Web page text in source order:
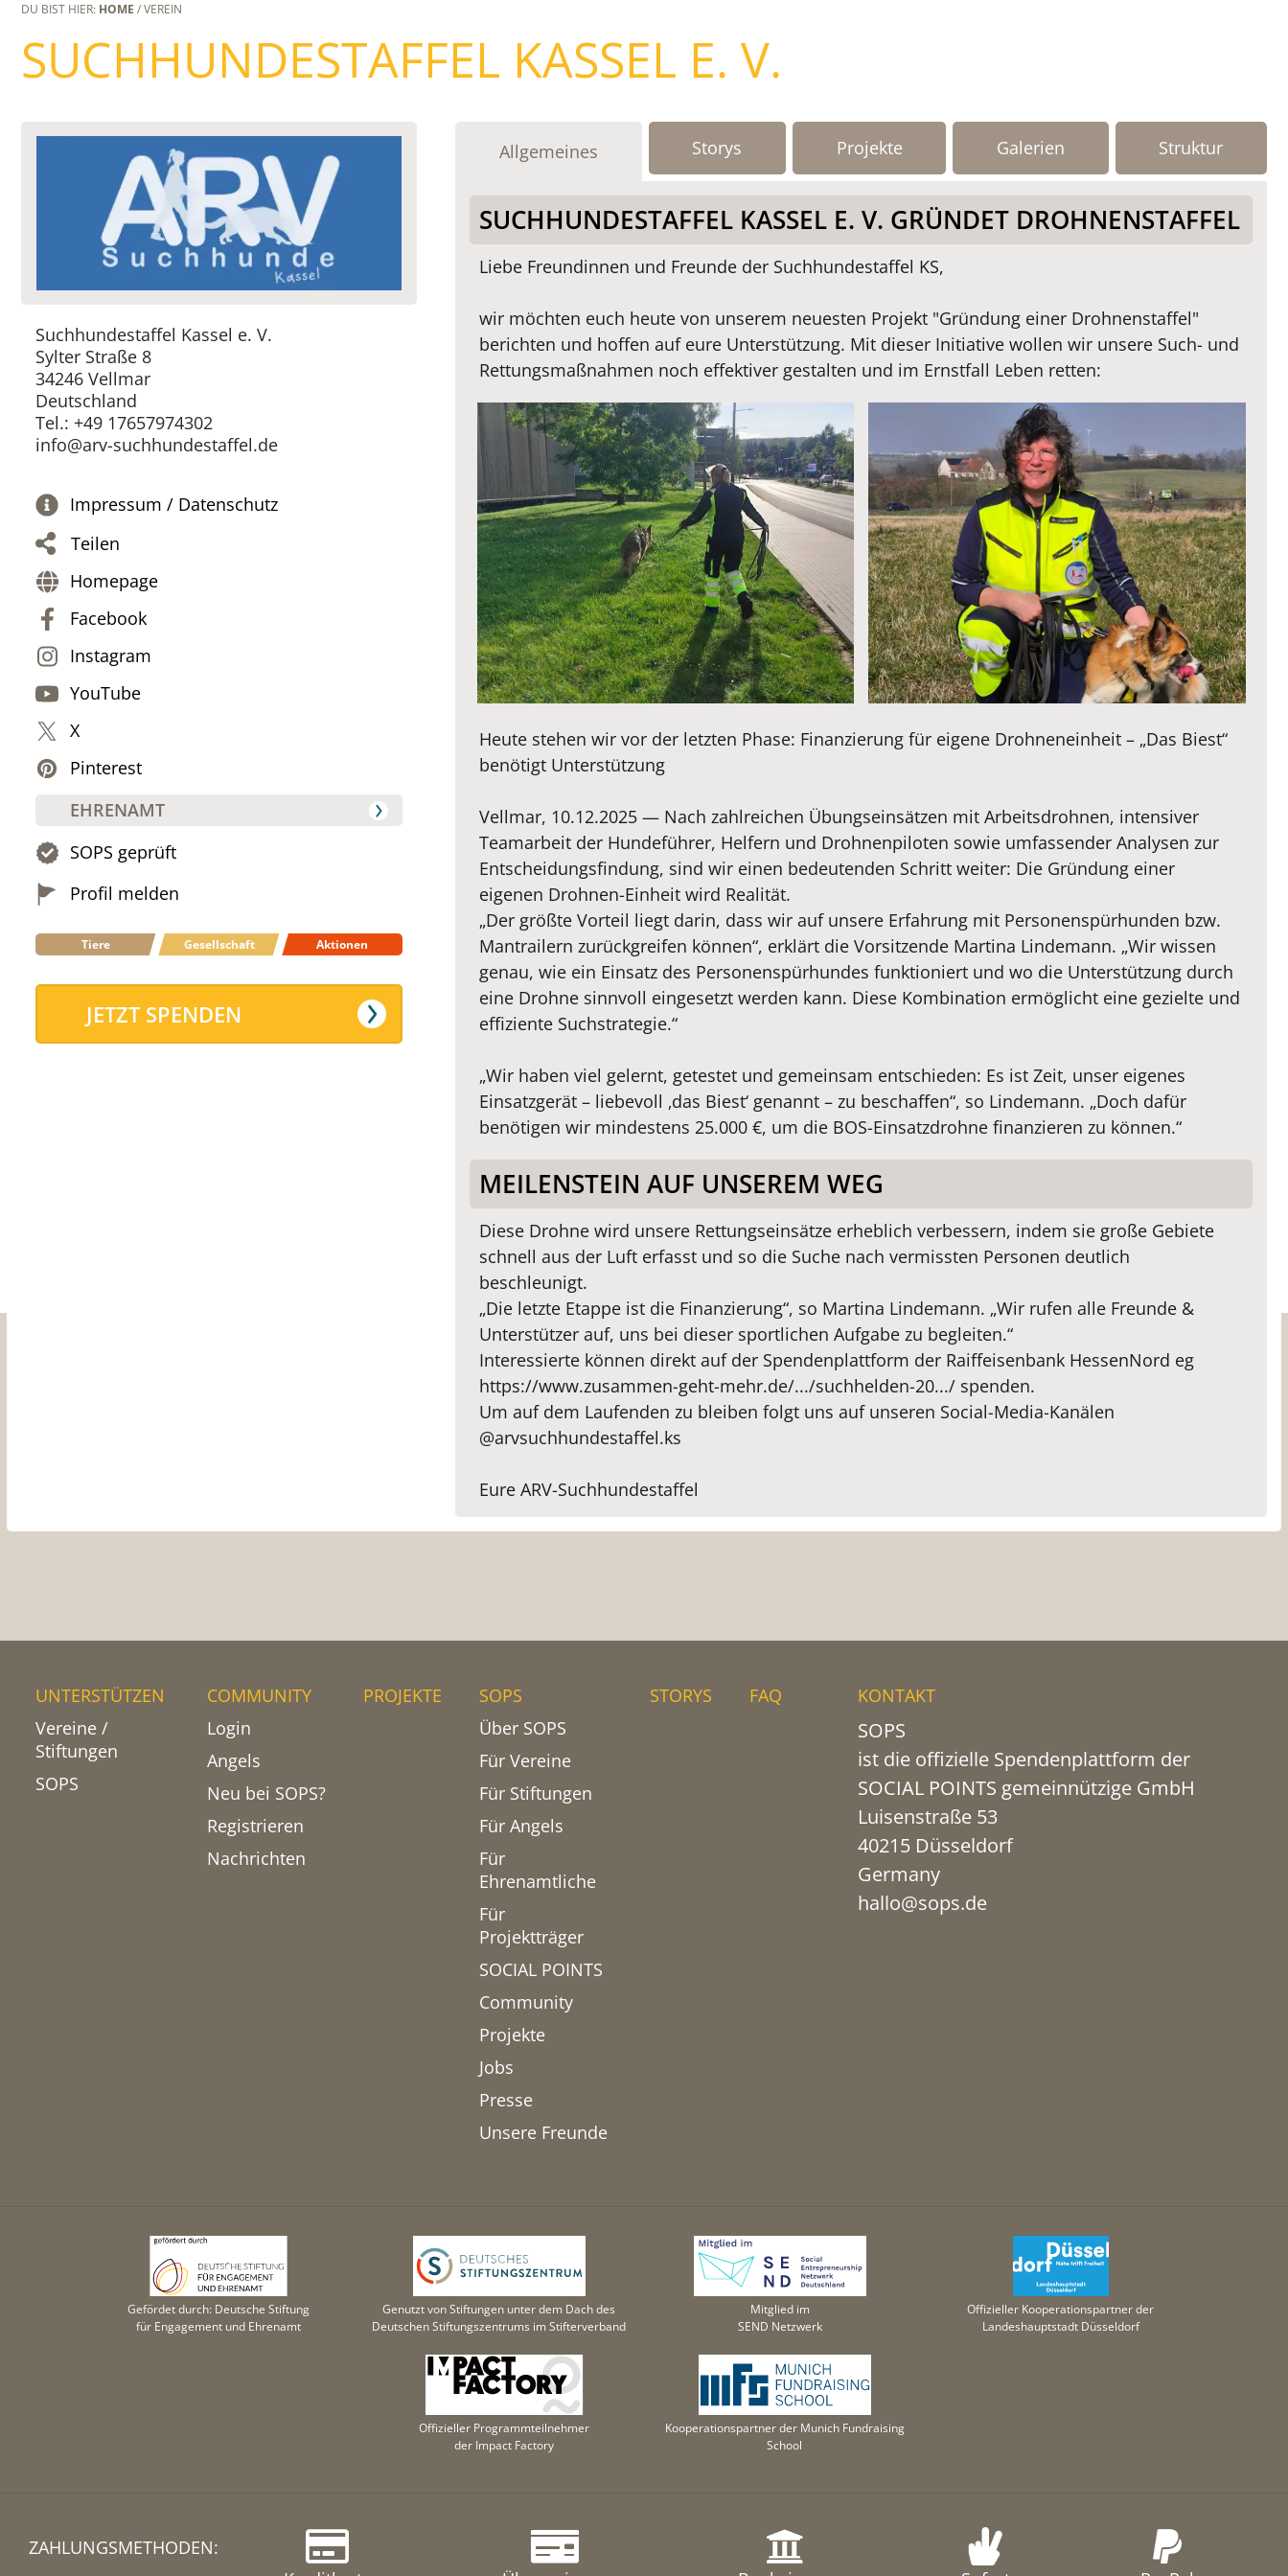
DU BIST HIER: HOME / VEREIN
SUCHHUNDESTAFFEL KASSEL E. V.
Suchhundestaffel Kassel e. V.
Sylter Straße 8
34246 Vellmar
Deutschland
Tel.: +49 17657974302
info@arv-suchhundestaffel.de
Impressum / Datenschutz
Teilen
Homepage
Facebook
Instagram
YouTube
X
Pinterest
EHRENAMT
SOPS geprüft
Profil melden
Tiere Gesellschaft Aktionen
JETZT SPENDEN
Allgemeines Storys Projekte Galerien Struktur
SUCHHUNDESTAFFEL KASSEL E. V. GRÜNDET DROHNENSTAFFEL
Liebe Freundinnen und Freunde der Suchhundestaffel KS,
wir möchten euch heute von unserem neuesten Projekt "Gründung einer Drohnenstaffel"
berichten und hoffen auf eure Unterstützung. Mit dieser Initiative wollen wir unsere Such- und
Rettungsmaßnahmen noch effektiver gestalten und im Ernstfall Leben retten:
Heute stehen wir vor der letzten Phase: Finanzierung für eigene Drohneneinheit – „Das Biest“
benötigt Unterstützung
Vellmar, 10.12.2025 — Nach zahlreichen Übungseinsätzen mit Arbeitsdrohnen, intensiver
Teamarbeit der Hundeführer, Helfern und Drohnenpiloten sowie umfassender Analysen zur
Entscheidungsfindung, sind wir einen bedeutenden Schritt weiter: Die Gründung einer
eigenen Drohnen-Einheit wird Realität.
„Der größte Vorteil liegt darin, dass wir auf unsere Erfahrung mit Personenspürhunden bzw.
Mantrailern zurückgreifen können“, erklärt die Vorsitzende Martina Lindemann. „Wir wissen
genau, wie ein Einsatz des Personenspürhundes funktioniert und wo die Unterstützung durch
eine Drohne sinnvoll eingesetzt werden kann. Diese Kombination ermöglicht eine gezielte und
effiziente Suchstrategie.“
„Wir haben viel gelernt, getestet und gemeinsam entschieden: Es ist Zeit, unser eigenes
Einsatzgerät – liebevoll ‚das Biest‘ genannt – zu beschaffen“, so Lindemann. „Doch dafür
benötigen wir mindestens 25.000 €, um die BOS-Einsatzdrohne finanzieren zu können.“
MEILENSTEIN AUF UNSEREM WEG
Diese Drohne wird unsere Rettungseinsätze erheblich verbessern, indem sie große Gebiete
schnell aus der Luft erfasst und so die Suche nach vermissten Personen deutlich
beschleunigt.
„Die letzte Etappe ist die Finanzierung“, so Martina Lindemann. „Wir rufen alle Freunde &
Unterstützer auf, uns bei dieser sportlichen Aufgabe zu begleiten.“
Interessierte können direkt auf der Spendenplattform der Raiffeisenbank HessenNord eg
https://www.zusammen-geht-mehr.de/.../suchhelden-20.../ spenden.
Um auf dem Laufenden zu bleiben folgt uns auf unseren Social-Media-Kanälen
@arvsuchhundestaffel.ks
Eure ARV-Suchhundestaffel
UNTERSTÜTZEN
Vereine /
Stiftungen
SOPS
COMMUNITY
Login
Angels
Neu bei SOPS?
Registrieren
Nachrichten
PROJEKTE
SOPS
Über SOPS
Für Vereine
Für Stiftungen
Für Angels
Für
Ehrenamtliche
Für
Projektträger
SOCIAL POINTS
Community
Projekte
Jobs
Presse
Unsere Freunde
STORYS FAQ KONTAKT
SOPS
ist die offizielle Spendenplattform der
SOCIAL POINTS gemeinnützige GmbH
Luisenstraße 53
40215 Düsseldorf
Germany
hallo@sops.de
Gefördet durch: Deutsche Stiftung
für Engagement und Ehrenamt
Genutzt von Stiftungen unter dem Dach des
Deutschen Stiftungszentrums im Stifterverband
Mitglied im
SEND Netzwerk
Offizieller Kooperationspartner der
Landeshauptstadt Düsseldorf
Offizieller Programmteilnehmer
der Impact Factory
Kooperationspartner der Munich Fundraising
School
ZAHLUNGSMETHODEN: